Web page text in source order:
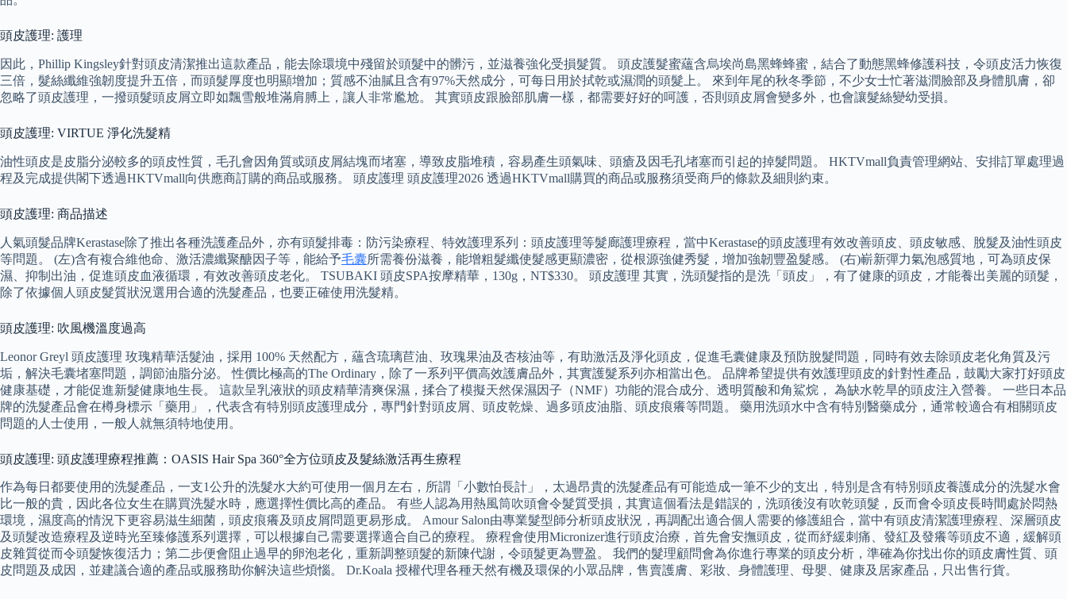
頭皮護理: 護理
因此，Phillip Kingsley針對頭皮清潔推出這款產品，能去除環境中殘留於頭髮中的髒污，並滋養強化受損髮質。 頭皮護髮蜜蘊含烏埃尚島黑蜂蜂蜜，結合了動態黑蜂修護科技，令頭皮活力恢復
三倍，髮絲纖維強韌度提升五倍，而頭髮厚度也明顯增加；質感不油膩且含有97%天然成分，可每日用於拭乾或濕潤的頭髮上。 來到年尾的秋冬季節，不少女士忙著滋潤臉部及身體肌膚，卻
忽略了頭皮護理，一撥頭髮頭皮屑立即如飄雪般堆滿肩膊上，讓人非常尷尬。 其實頭皮跟臉部肌膚一樣，都需要好好的呵護，否則頭皮屑會變多外，也會讓髮絲變幼受損。
頭皮護理: VIRTUE 淨化洗髮精
油性頭皮是皮脂分泌較多的頭皮性質，毛孔會因角質或頭皮屑結塊而堵塞，導致皮脂堆積，容易產生頭氣味、頭瘡及因毛孔堵塞而引起的掉髮問題。 HKTVmall負責管理網站、安排訂單處理過
程及完成提供閣下透過HKTVmall向供應商訂購的商品或服務。 頭皮護理 頭皮護理2026 透過HKTVmall購買的商品或服務須受商戶的條款及細則約束。
頭皮護理: 商品描述
人氣頭髮品牌Kerastase除了推出各種洗護產品外，亦有頭髮排毒：防污染療程、特效護理系列：頭皮護理等髮廊護理療程，當中Kerastase的頭皮護理有效改善頭皮、頭皮敏感、脫髮及油性頭皮
等問題。 (左)含有複合維他命、激活濃纖聚醣因子等，能給予毛囊所需養份滋養，能增粗髮纖使髮感更顯濃密，從根源強健秀髮，增加強韌豐盈髮感。 (右)嶄新彈力氣泡感質地，可為頭皮保
濕、抑制出油，促進頭皮血液循環，有效改善頭皮老化。 TSUBAKI 頭皮SPA按摩精華，130g，NT$330。 頭皮護理 其實，洗頭髮指的是洗「頭皮」，有了健康的頭皮，才能養出美麗的頭髮，
除了依據個人頭皮髮質狀況選用合適的洗髮產品，也要正確使用洗髮精。
頭皮護理: 吹風機溫度過高
Leonor Greyl 頭皮護理 玫瑰精華活髮油，採用 100% 天然配方，蘊含琉璃苣油、玫瑰果油及杏核油等，有助激活及淨化頭皮，促進毛囊健康及預防脫髮問題，同時有效去除頭皮老化角質及污
垢，解決毛囊堵塞問題，調節油脂分泌。 性價比極高的The Ordinary，除了一系列平價高效護膚品外，其實護髮系列亦相當出色。 品牌希望提供有效護理頭皮的針對性產品，鼓勵大家打好頭皮
健康基礎，才能促進新髮健康地生長。 這款呈乳液狀的頭皮精華清爽保濕，揉合了模擬天然保濕因子（NMF）功能的混合成分、透明質酸和角鯊烷， 為缺水乾旱的頭皮注入營養。 一些日本品
牌的洗髮產品會在樽身標示「藥用」，代表含有特別頭皮護理成分，專門針對頭皮屑、頭皮乾燥、過多頭皮油脂、頭皮痕癢等問題。 藥用洗頭水中含有特別醫藥成分，通常較適合有相關頭皮
問題的人士使用，一般人就無須特地使用。
頭皮護理: 頭皮護理療程推薦：OASIS Hair Spa 360°全方位頭皮及髮絲激活再生療程
作為每日都要使用的洗髮產品，一支1公升的洗髮水大約可使用一個月左右，所謂「小數怕長計」，太過昂貴的洗髮產品有可能造成一筆不少的支出，特別是含有特別頭皮養護成分的洗髮水會
比一般的貴，因此各位女生在購買洗髮水時，應選擇性價比高的產品。 有些人認為用熱風筒吹頭會令髮質受損，其實這個看法是錯誤的，洗頭後沒有吹乾頭髮，反而會令頭皮長時間處於悶熱
環境，濕度高的情況下更容易滋生細菌，頭皮痕癢及頭皮屑問題更易形成。 Amour Salon由專業髮型師分析頭皮狀況，再調配出適合個人需要的修護組合，當中有頭皮清潔護理療程、深層頭皮
及頭髮改造療程及逆時光至臻修護系列選擇，可以根據自己需要選擇適合自己的療程。 療程會使用Micronizer進行頭皮治療，首先會安撫頭皮，從而紓緩刺痛、發紅及發癢等頭皮不適，緩解頭
皮雜質從而令頭髮恢復活力；第二步便會阻止過早的卵泡老化，重新調整頭髮的新陳代謝，令頭髮更為豐盈。 我們的髮理顧問會為你進行專業的頭皮分析，準確為你找出你的頭皮膚性質、頭
皮問題及成因，並建議合適的產品或服務助你解決這些煩惱。 Dr.Koala 授權代理各種天然有機及環保的小眾品牌，售賣護膚、彩妝、身體護理、母嬰、健康及居家產品，只出售行貨。